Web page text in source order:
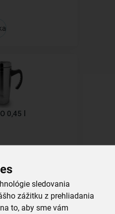
sledovania
zážitku z prehliadania
to, aby sme vám
0,45 l